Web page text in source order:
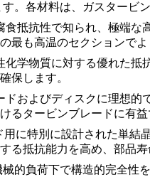
。各材料は、ガスタービ
食抵抗性で知られ、極端な
最も高温のセクションでよ
化学物質に対する優れた抵
保します。
およびディスクに理想的
るタービンブレードに有益
用に特別に設計された単結
る抵抗能力を高め、部品寿
的負荷下で構造的完全性